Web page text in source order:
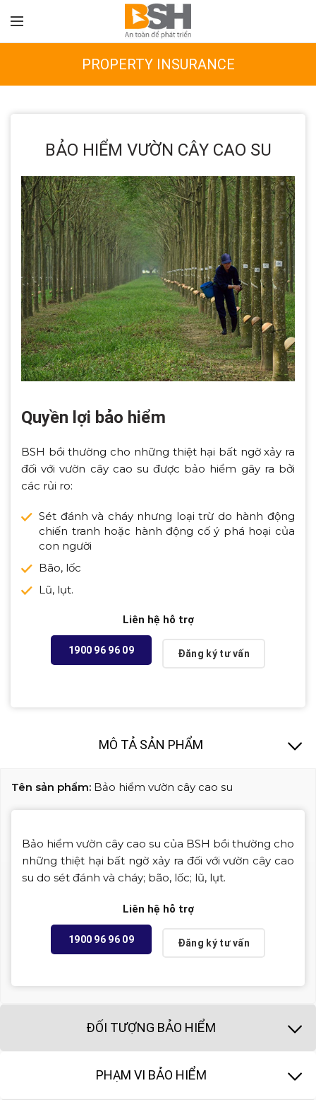
PROPERTY INSURANCE
BẢO HIỂM VƯỜN CÂY CAO SU
Quyền lợi bảo hiểm
BSH bồi thường cho những thiệt hại bất ngờ xảy ra
đối với vườn cây cao su được bảo hiểm gây ra bởi
các rủi ro:
Sét đánh và cháy nhưng loại trừ do hành động
chiến tranh hoặc hành động cố ý phá hoại của
con người
Bão, lốc
Lũ, lụt.
Liên hệ hỗ trợ
1900 96 96 09 Đăng ký tư vấn
MÔ TẢ SẢN PHẨM
Tên sản phẩm: Bảo hiểm vườn cây cao su
Bảo hiểm vườn cây cao su của BSH bồi thường cho
những thiệt hại bất ngờ xảy ra đối với vườn cây cao
su do sét đánh và cháy; bão, lốc; lũ, lụt.
Liên hệ hỗ trợ
1900 96 96 09 Đăng ký tư vấn
ĐỐI TƯỢNG BẢO HIỂM
PHẠM VI BẢO HIỂM